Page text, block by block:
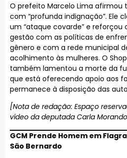
O prefeito Marcelo Lima afirmou
com “profunda indignação”. Ele
um “ataque covarde” e reforçou
gestão com as políticas de
gênero e com a rede municipal
acolhimento às mulheres. O
também lamentou a morte da
que está oferecendo apoio aos
permanece à disposição das
[Nota de redação: Espaço
vídeo da deputada Carla
GCM Prende Homem em
São Bernardo